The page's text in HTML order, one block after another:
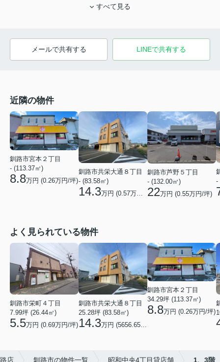
すべて見る
メールで共有する LINEで共有する
近隣の物件
釧路市宮本２丁目
- (113.37㎡)
8.8万円 (0.26万円/坪)
釧路市共栄大通８丁目
- (83.58㎡)
14.3万円 (0.57万円/坪)
釧路市芦野５丁目
- (132.00㎡)
22万円 (0.55万円/坪)
-
よく見られている物件
釧路市栄町４丁目
7.99坪 (26.44㎡)
5.5万円 (0.69万円/坪)
釧路市共栄大通８丁目
25.28坪 (83.58㎡)
14.3万円 (5656.65円/坪)
釧路市宮本２丁目
34.29坪 (113.37㎡)
8.8万円 (0.26万円/坪)
店 釧路市の物件一覧 昭和中央4丁目貸店舗 1、3階